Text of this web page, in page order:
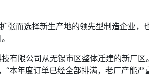
而选择新生产地的领先型制造企业，
限公司从无锡市区整体迁建的新厂区
本年度订单已经全部排满，老厂产能